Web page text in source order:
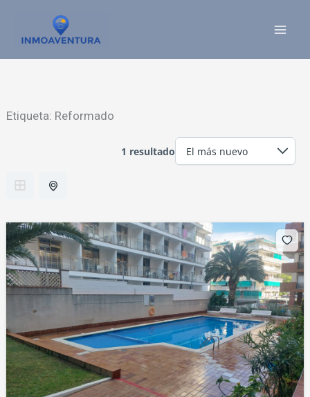
contenido
Etiqueta: Reformado
1 resultado